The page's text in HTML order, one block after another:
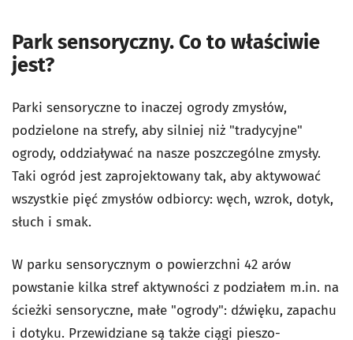
Park sensoryczny. Co to właściwie
jest?
Parki sensoryczne to inaczej ogrody zmysłów,
podzielone na strefy, aby silniej niż "tradycyjne"
ogrody, oddziaływać na nasze poszczególne zmysły.
Taki ogród jest zaprojektowany tak, aby aktywować
wszystkie pięć zmysłów odbiorcy: węch, wzrok, dotyk,
słuch i smak.
W parku sensorycznym o powierzchni 42 arów
powstanie kilka stref aktywności z podziałem m.in. na
ścieżki sensoryczne, małe "ogrody": dźwięku, zapachu
i dotyku. Przewidziane są także ciągi pieszo-